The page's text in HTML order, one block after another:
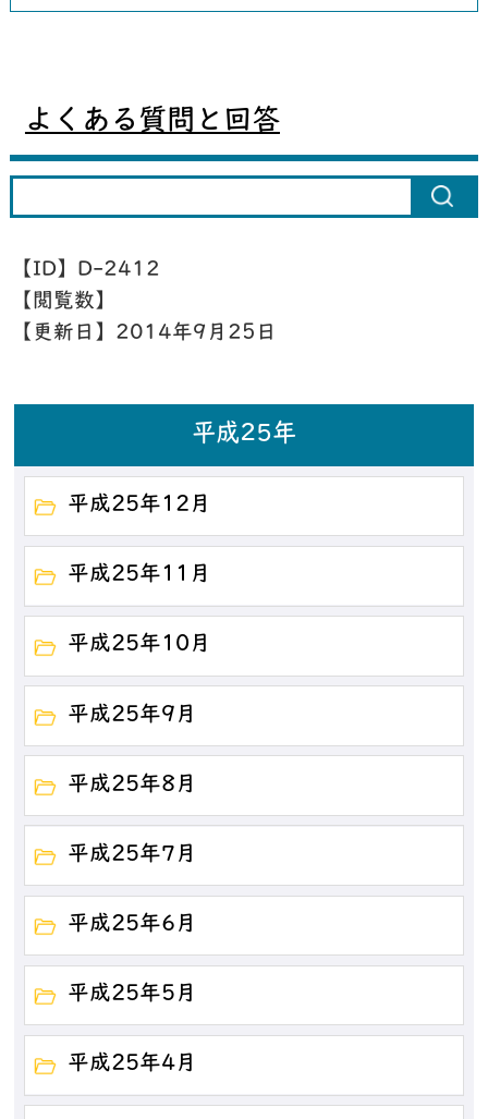
よくある質問と回答
【ID】 D-2412
【閲覧数】
【更新日】 2014年9月25日
平成25年
平成25年12月
平成25年11月
平成25年10月
平成25年9月
平成25年8月
平成25年7月
平成25年6月
平成25年5月
平成25年4月